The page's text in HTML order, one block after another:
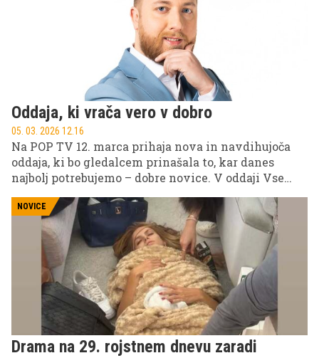
Oddaja, ki vrača vero v dobro
05. 03. 2026 12.16
Na POP TV 12. marca prihaja nova in navdihujoča
oddaja, ki bo gledalcem prinašala to, kar danes
najbolj potrebujemo – dobre novice. V oddaji Vse
najboljše novice bomo spoznali pozitivne zgodbe, ki
v ospredje postavljajo ljudi, resnične trenutke in
dejanja, ki vračajo vero v dobro. Z voditeljem
Aleksandrom Pozvekom bomo na POP TV vsak
četrtek ob 18.45 pogledali na svetlo plat sveta.
NOVICE
Drama na 29. rojstnem dnevu zaradi